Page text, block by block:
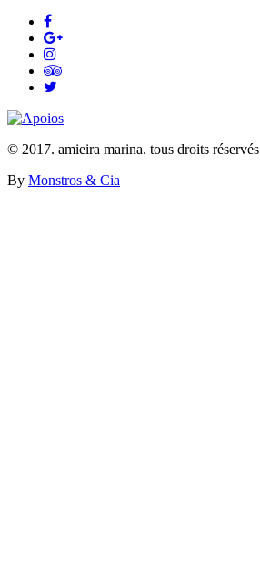
© 2017. amieira marina. tous droits réservés
By Monstros & Cia